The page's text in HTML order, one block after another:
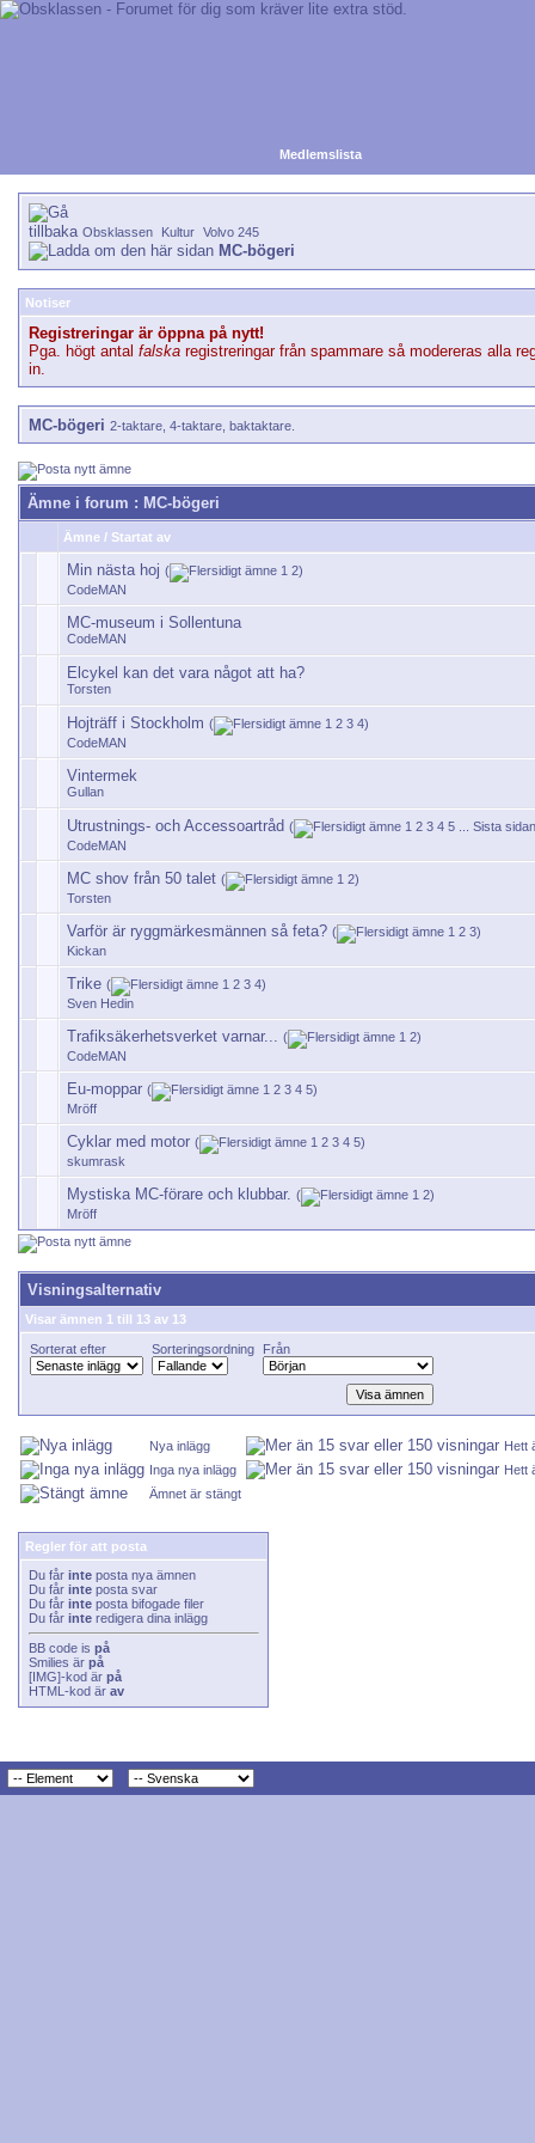
Medlemslista
Obsklassen Kultur Volvo 245
MC-bögeri
Notiser
Registreringar är öppna på nytt!
Pga. högt antal falska registreringar från spammare så modereras alla
in.
MC-bögeri 2-taktare, 4-taktare, baktaktare.
Ämne i forum : MC-bögeri
Ämne / Startat av
Min nästa hoj ( 1 2)
CodeMAN
MC-museum i Sollentuna
CodeMAN
Elcykel kan det vara något att ha?
Torsten
Hojträff i Stockholm ( 1 2 3 4)
CodeMAN
Vintermek
Gullan
Utrustnings- och Accessoartråd ( 1 2 3 4 5
Sista sidan
CodeMAN
MC shov från 50 talet ( 1 2)
Torsten
Varför är ryggmärkesmännen så feta? ( 1 2 3)
Kickan
Trike ( 1 2 3 4)
Sven Hedin
Trafiksäkerhetsverket varnar... ( 1 2)
CodeMAN
Eu-moppar ( 1 2 3 4 5)
Mröff
Cyklar med motor ( 1 2 3 4 5)
skumrask
Mystiska MC-förare och klubbar. ( 1 2)
Mröff
Visningsalternativ
Visar ämnen 1 till 13 av 13
Sorterat efter Sorteringsordning Från
Nya inlägg
Hett
Inga nya inlägg
Hett
Ämnet är stängt
Regler för att posta
Du får inte posta nya ämnen
Du får inte posta svar
Du får inte posta bifogade filer
Du får inte redigera dina inlägg
BB code is på
Smilies är på
[IMG]-kod är på
HTML-kod är av